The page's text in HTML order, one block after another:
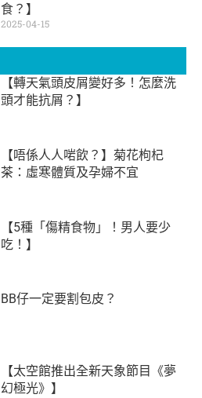
食？】
2025-04-15
【轉天氣頭皮屑變好多！怎麼洗
頭才能抗屑？】
【唔係人人啱飲？】菊花枸杞
茶：虛寒體質及孕婦不宜
【5種「傷精食物」！男人要少
吃！】
BB仔一定要割包皮？
【太空館推出全新天象節目《夢
幻極光》】